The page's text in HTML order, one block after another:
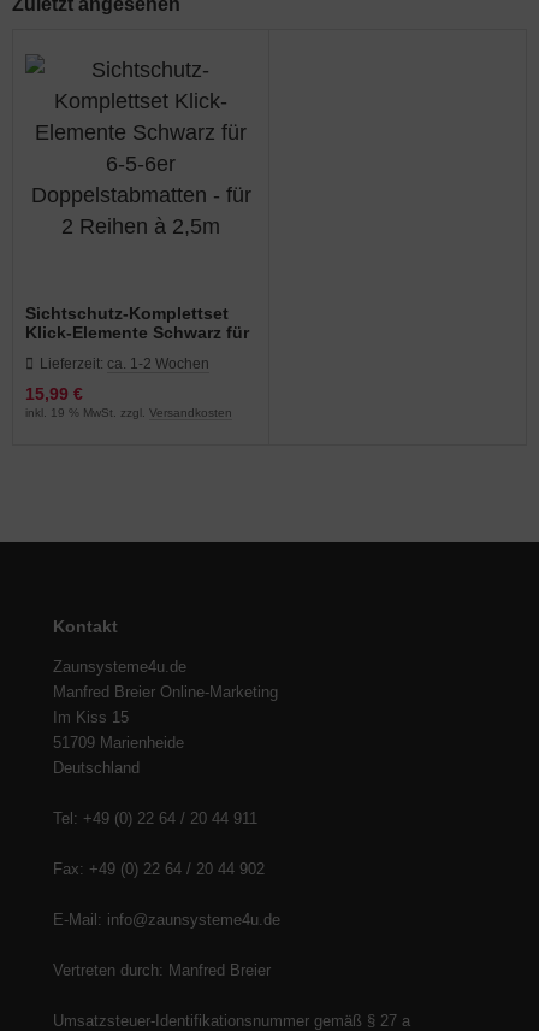
Zuletzt angesehen
Sichtschutz-Komplettset
Klick-Elemente Schwarz für
für 2 Reihen à 2,5m
Lieferzeit: ca. 1-2 Wochen
15,99 €
inkl. 19 % MwSt. zzgl. Versandkosten
Kontakt
Zaunsysteme4u.de
Manfred Breier Online-Marketing
Im Kiss 15
51709 Marienheide
Deutschland
Tel: +49 (0) 22 64 / 20 44 911
Fax: +49 (0) 22 64 / 20 44 902
E-Mail: info@zaunsysteme4u.de
Vertreten durch: Manfred Breier
Umsatzsteuer-Identifikationsnummer gemäß § 27 a